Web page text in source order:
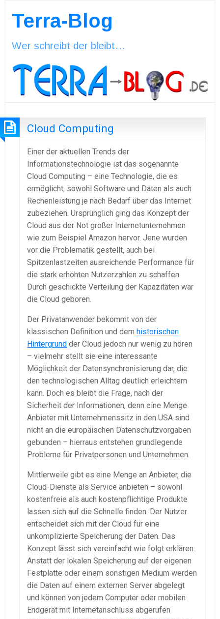
Terra-Blog
Wer schreibt der bleibt…
Cloud Computing
Einer der aktuellen Trends der
Informationstechnologie ist das sogenannte
Cloud Computing – eine Technologie, die es
ermöglicht, sowohl Software und Daten als auch
Rechenleistung je nach Bedarf über das Internet
zubeziehen. Ursprünglich ging das Konzept der
Cloud aus der Not großer Internetunternehmen
wie zum Beispiel Amazon hervor. Jene wurden
vor die Problematik gestellt, auch bei
Spitzenlastzeiten ausreichende Performance für
die stark erhöhten Nutzerzahlen zu schaffen.
Durch geschickte Verteilung der Kapazitäten war
die Cloud geboren.
Der Privatanwender bekommt von der
klassischen Definition und dem historischen
Hintergrund der Cloud jedoch nur wenig zu hören
– vielmehr stellt sie eine interessante
Möglichkeit der Datensynchronisierung dar, die
den technologischen Alltag deutlich erleichtern
kann. Doch es bleibt die Frage, nach der
Sicherheit der Informationen, denn eine Menge
Anbieter mit Unternehmenssitz in den USA sind
nicht an die europäischen Datenschutzvorgaben
gebunden – hierraus entstehen grundlegende
Probleme für Privatpersonen und Unternehmen.
Mittlerweile gibt es eine Menge an Anbieter, die
Cloud-Dienste als Service anbieten – sowohl
kostenfreie als auch kostenpflichtige Produkte
lassen sich auf die Schnelle finden. Der Nutzer
entscheidet sich mit der Cloud für eine
unkomplizierte Speicherung der Daten. Das
Konzept lässt sich vereinfacht wie folgt erklären:
Anstatt der lokalen Speicherung auf der eigenen
Festplatte oder einem sonstigen Medium werden
die Daten auf einem externen Server abgelegt
und können von jedem Computer oder mobilen
Endgerät mit Internetanschluss abgerufen